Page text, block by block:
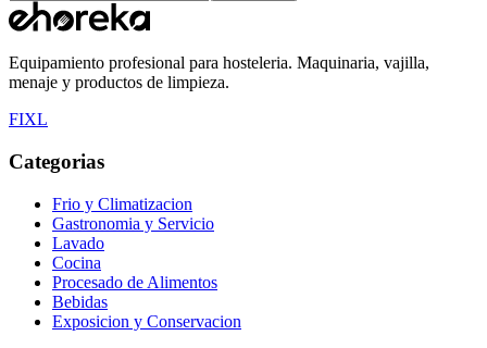
Equipamiento profesional para hosteleria. Maquinaria, vajilla,
menaje y productos de limpieza.
FIXL
Categorias
Frio y Climatizacion
Gastronomia y Servicio
Lavado
Cocina
Procesado de Alimentos
Bebidas
Exposicion y Conservacion